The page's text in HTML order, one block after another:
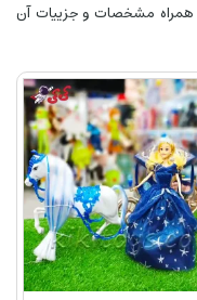
همراه مشخصات و جزییات آن